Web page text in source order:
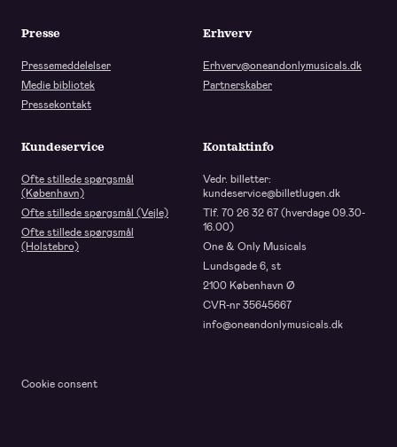
Presse
Pressemeddelelser
Medie bibliotek
Pressekontakt
Erhverv
Erhverv@oneandonlymusicals.dk
Partnerskaber
Kundeservice
Ofte stillede spørgsmål
(København)
Ofte stillede spørgsmål (Vejle)
Ofte stillede spørgsmål
(Holstebro)
Kontaktinfo
Vedr. billetter:
kundeservice@billetlugen.dk
Tlf. 70 26 32 67 (hverdage 09.30-
16.00)
One & Only Musicals
Lundsgade 6, st
2100 København Ø
CVR-nr 35645667
info@oneandonlymusicals.dk
Cookie consent